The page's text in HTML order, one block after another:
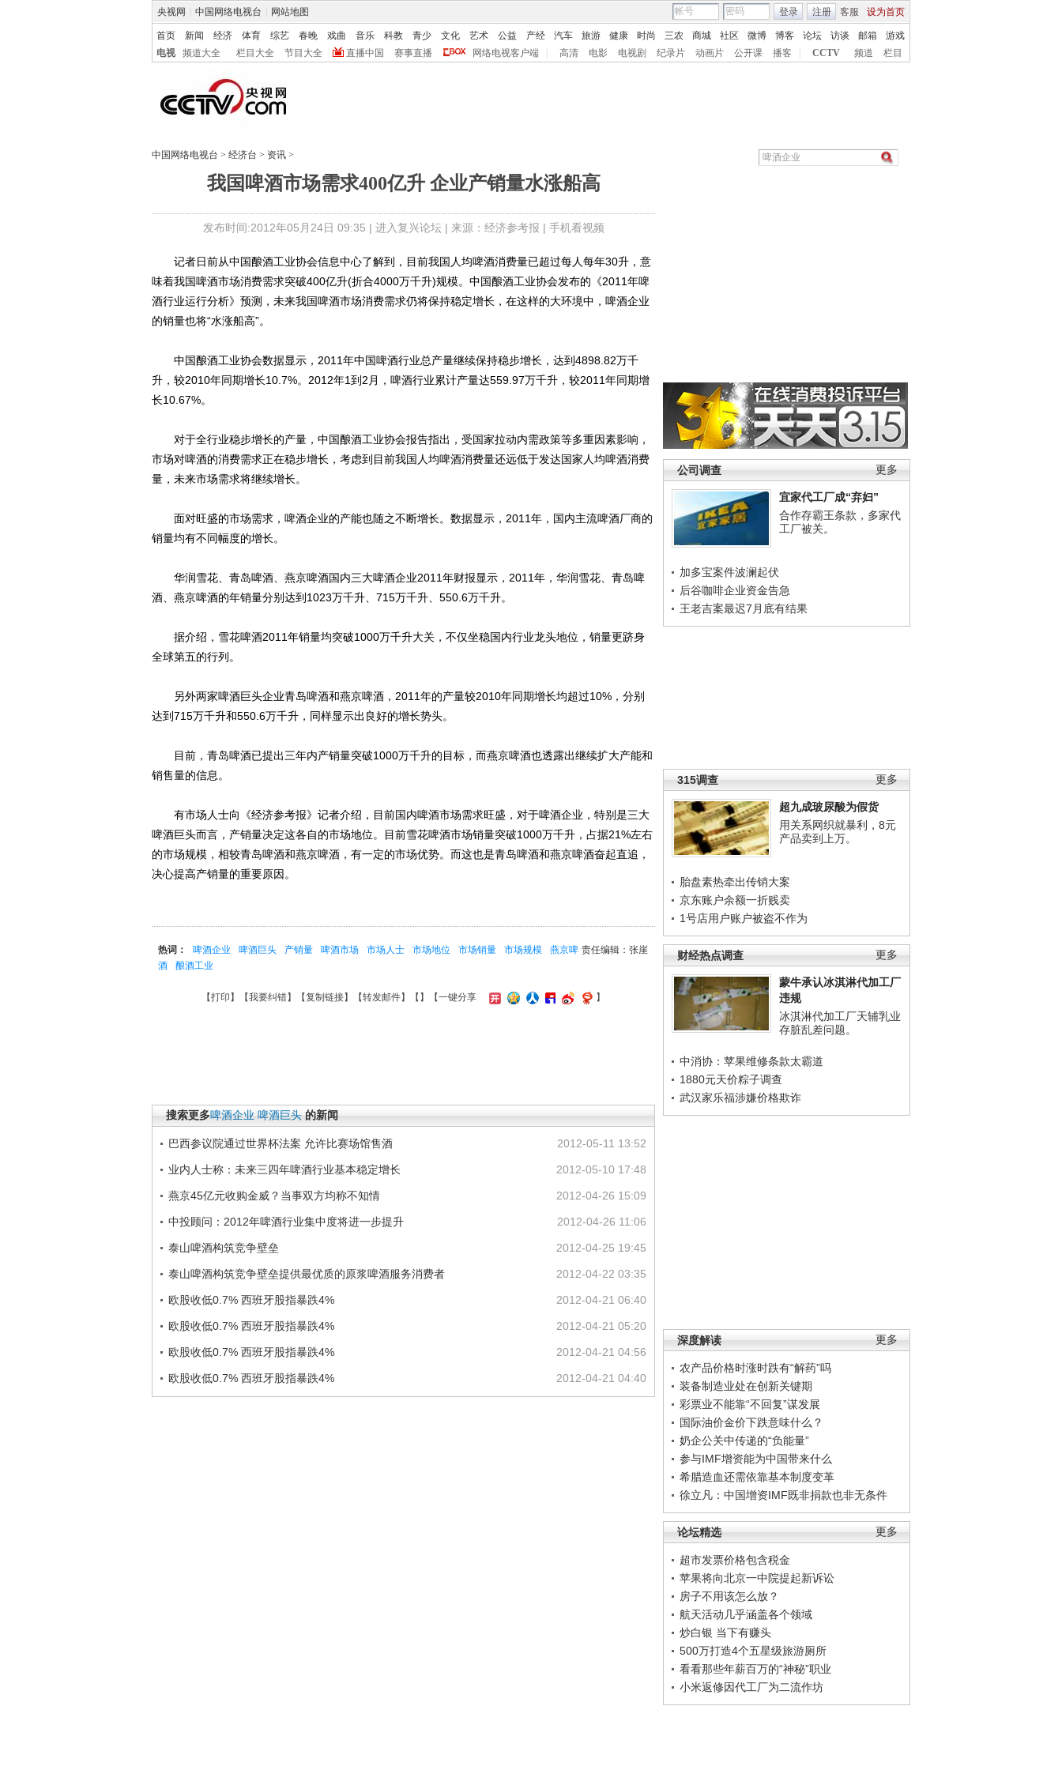
央视网 中国网络电视台 网站地图 客服 设为首页
登录 注册
首页 新闻 经济 体育 综艺 春晚 戏曲 音乐 科教 青少 文化 艺术 公益 产经 汽车 旅游 健康 时尚 三农 商城 社区 微博 博客 论坛 访谈 邮箱
游戏
电视
频道大全 栏目大全 节目大全 直播中国 赛事直播 网络电视客户端 高清 电影 电视剧 纪录片 动画片 公开课 播客 CCTV 频道 栏目
中国网络电视台 > 经济台 > 资讯 >
我国啤酒市场需求400亿升 企业产销量水涨船高
发布时间:2012年05月24日 09:35 | 进入复兴论坛| 来源：经济参考报 | 手机看视频
更多
公司调查
宜家代工厂成“弃妇”
合作存霸王条款，多家代
工厂被关。
加多宝案件波澜起伏
后谷咖啡企业资金告急
王老吉案最迟7月底有结果
更多
315调查
超九成玻尿酸为假货
用关系网织就暴利，8元
产品卖到上万。
胎盘素热牵出传销大案
京东账户余额一折贱卖
1号店用户账户被盗不作为
更多
财经热点调查
蒙牛承认冰淇淋代加工厂
违规
冰淇淋代加工厂天辅乳业
存脏乱差问题。
中消协：苹果维修条款太霸道
1880元天价粽子调查
武汉家乐福涉嫌价格欺诈
更多
深度解读
农产品价格时涨时跌有“解药”吗
装备制造业处在创新关键期
彩票业不能靠“不回复”谋发展
国际油价金价下跌意味什么？
奶企公关中传递的“负能量”
参与IMF增资能为中国带来什么
希腊造血还需依靠基本制度变革
徐立凡：中国增资IMF既非捐款也非无条件
更多
论坛精选
超市发票价格包含税金
苹果将向北京一中院提起新诉讼
房子不用该怎么放？
航天活动几乎涵盖各个领域
炒白银 当下有赚头
500万打造4个五星级旅游厕所
看看那些年薪百万的“神秘”职业
小米返修因代工厂为二流作坊
记者日前从中国酿酒工业协会信息中心了解到，目前我国人均啤酒消费量已超过每人每年30升，意
味着我国啤酒市场消费需求突破400亿升(折合4000万千升)规模。中国酿酒工业协会发布的《2011年啤
酒行业运行分析》预测，未来我国啤酒市场消费需求仍将保持稳定增长，在这样的大环境中，啤酒企业
的销量也将“水涨船高”。
中国酿酒工业协会数据显示，2011年中国啤酒行业总产量继续保持稳步增长，达到4898.82万千
升，较2010年同期增长10.7%。2012年1到2月，啤酒行业累计产量达559.97万千升，较2011年同期增
长10.67%。
对于全行业稳步增长的产量，中国酿酒工业协会报告指出，受国家拉动内需政策等多重因素影响，
市场对啤酒的消费需求正在稳步增长，考虑到目前我国人均啤酒消费量还远低于发达国家人均啤酒消费
量，未来市场需求将继续增长。
面对旺盛的市场需求，啤酒企业的产能也随之不断增长。数据显示，2011年，国内主流啤酒厂商的
销量均有不同幅度的增长。
华润雪花、青岛啤酒、燕京啤酒国内三大啤酒企业2011年财报显示，2011年，华润雪花、青岛啤
酒、燕京啤酒的年销量分别达到1023万千升、715万千升、550.6万千升。
据介绍，雪花啤酒2011年销量均突破1000万千升大关，不仅坐稳国内行业龙头地位，销量更跻身
全球第五的行列。
另外两家啤酒巨头企业青岛啤酒和燕京啤酒，2011年的产量较2010年同期增长均超过10%，分别
达到715万千升和550.6万千升，同样显示出良好的增长势头。
目前，青岛啤酒已提出三年内产销量突破1000万千升的目标，而燕京啤酒也透露出继续扩大产能和
销售量的信息。
有市场人士向《经济参考报》记者介绍，目前国内啤酒市场需求旺盛，对于啤酒企业，特别是三大
啤酒巨头而言，产销量决定这各自的市场地位。目前雪花啤酒市场销量突破1000万千升，占据21%左右
的市场规模，相较青岛啤酒和燕京啤酒，有一定的市场优势。而这也是青岛啤酒和燕京啤酒奋起直追，
决心提高产销量的重要原因。
责任编辑：张崖
热词： 啤酒企业 啤酒巨头 产销量 啤酒市场 市场人士 市场地位 市场销量 市场规模
燕京啤
酒
酿酒工业
【打印 】【我要纠错】【复制链接】【转发邮件】【 】 【一键分享 】
搜索更多啤酒企业 啤酒巨头 的新闻
2012-05-11 13:52
巴西参议院通过世界杯法案 允许比赛场馆售酒
2012-05-10 17:48
业内人士称：未来三四年啤酒行业基本稳定增长
2012-04-26 15:09
燕京45亿元收购金威？当事双方均称不知情
2012-04-26 11:06
中投顾问：2012年啤酒行业集中度将进一步提升
2012-04-25 19:45
泰山啤酒构筑竞争壁垒
2012-04-22 03:35
泰山啤酒构筑竞争壁垒提供最优质的原浆啤酒服务消费者
2012-04-21 06:40
欧股收低0.7% 西班牙股指暴跌4%
2012-04-21 05:20
欧股收低0.7% 西班牙股指暴跌4%
2012-04-21 04:56
欧股收低0.7% 西班牙股指暴跌4%
2012-04-21 04:40
欧股收低0.7% 西班牙股指暴跌4%